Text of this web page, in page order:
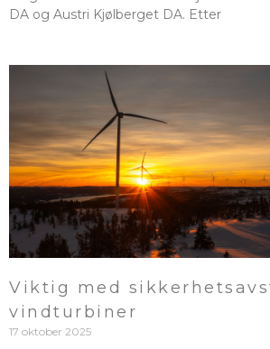
DA og Austri Kjølberget DA. Etter
Viktig med
vindturbiner
17 oktober 2025